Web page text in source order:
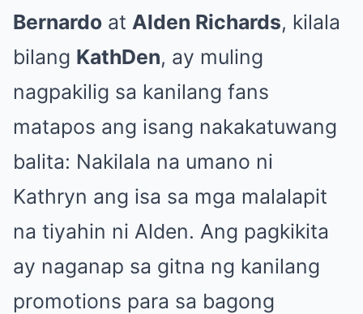
Bernardo at Alden Richards, kilala
bilang KathDen, ay muling
nagpakilig sa kanilang fans
matapos ang isang nakakatuwang
balita: Nakilala na umano ni
Kathryn ang isa sa mga malalapit
na tiyahin ni Alden. Ang pagkikita
ay naganap sa gitna ng kanilang
promotions para sa bagong